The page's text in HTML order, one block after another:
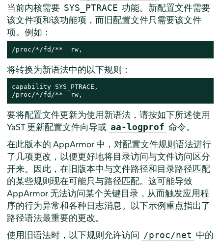
当前内核需要 SYS_PTRACE 功能。新配置文件需要
该文件项和该功能项，而旧配置文件只需要该文件
项。例如：
/proc/*/fd/**  rw,
将转换为新语法中的以下规则：
capability SYS_PTRACE,
/proc/*/fd/**  rw,
要将配置文件更新为使用新语法，请按如下所述使用
YaST 更新配置文件向导或 aa-logprof 命令。
在此版本的 AppArmor中，对配置文件规则语法进行
了几项更改，以便更好地将目录访问与文件访问区分
开来。因此，在旧版本中与文件路径和目录路径匹配
的某些规则现在可能只与路径匹配。这可能导致
AppArmor无法访问某个关键目录，从而触发应用程
序的行为异常和各种日志消息。以下示例重点指出了
路径语法最重要的更改。
使用旧语法时，以下规则允许访问 /proc/net 中的